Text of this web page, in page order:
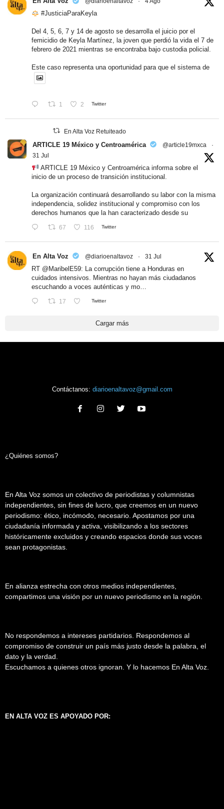
#JusticiaParaKeyla
Del 4, 5, 6, 7 y 14 de agosto se desarrolla el juicio por el
femicidio de Keyla Martínez, la joven que perdió la vida el 7 de
febrero de 2021 mientras se encontraba bajo custodia policial.
Este caso representa una oportunidad para que el sistema de
1 2 Twitter
En Alta Voz Retuiteado
ARTICLE 19 México y Centroamérica @article19mxca
·
31 Jul
ARTICLE 19 México y Centroamérica informa sobre el
inicio de un proceso de transición institucional.
La organización continuará desarrollando su labor con la misma
independencia, solidez institucional y compromiso con los
derechos humanos que la han caracterizado desde su
67 116 Twitter
En Alta Voz @diarioenaltavoz · 31 Jul
RT @MaribelE59: La corrupción tiene a Honduras en
cuidados intensivos. Mientras no hayan más ciudadanos
escuchando a voces auténticas y mo…
17 Twitter
Cargar más
Contáctanos: diarioenaltavoz@gmail.com
¿Quiénes somos?
En Alta Voz somos un colectivo de periodistas y columnistas
independientes, sin fines de lucro, que creemos en un nuevo
periodismo: ético, incómodo, necesario. Apostamos por una
ciudadanía informada y activa, visibilizando a los sectores
históricamente excluidos y creando espacios donde sus voces
sean protagonistas.
En alianza estrecha con otros medios independientes,
compartimos una visión por un nuevo periodismo en la región.
No respondemos a intereses partidarios. Respondemos al
compromiso de construir un país más justo desde la palabra, el
dato y la verdad.
Escuchamos a quienes otros ignoran. Y lo hacemos En Alta Voz.
EN ALTA VOZ ES APOYADO POR: